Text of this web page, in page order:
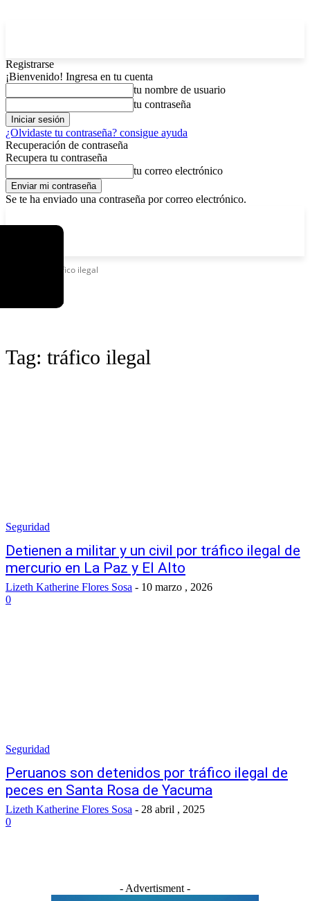
Registrarse
¡Bienvenido! Ingresa en tu cuenta
tu nombre de usuario
tu contraseña
¿Olvidaste tu contraseña? consigue ayuda
Recuperación de contraseña
Recupera tu contraseña
tu correo electrónico
Se te ha enviado una contraseña por correo electrónico.
Tráfico ilegal
Tag: tráfico ilegal
Seguridad
Detienen a militar y un civil por tráfico ilegal de
mercurio en La Paz y El Alto
Lizeth Katherine Flores Sosa - 10 marzo , 2026
0
Seguridad
Peruanos son detenidos por tráfico ilegal de
peces en Santa Rosa de Yacuma
Lizeth Katherine Flores Sosa - 28 abril , 2025
0
- Advertisment -